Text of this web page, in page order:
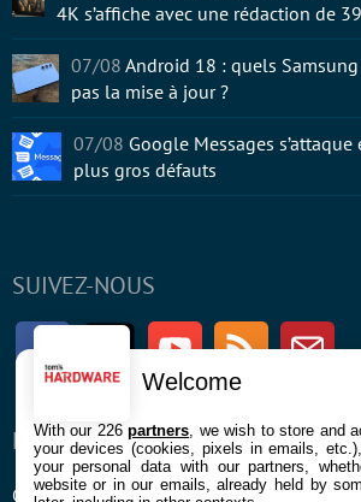
SUIVEZ-NOUS
FacebookTwitter Youtube RSS
ENTREPRISE
Confidentialité et Cookies
À
Contact
4K s’affiche avec une rédaction de
07/08 Android 18 : quels
pas la mise à jour ?
07/08 Google Messages
plus gros défauts
Welcome
With our 226partners , we wish to store and
your devices (cookies, pixels in emails,
your personal data with our partners,
website or in our emails, already held by